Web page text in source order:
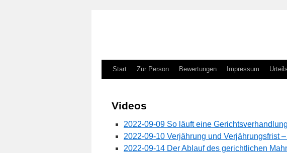
Zum
springen
Start Zur Person Bewertungen Impressum
Videos
2022-09-09 So läuft eine
2022-09-10 Verjährung und Verjährungsfrist
2022-09-14 Der Ablauf des gerichtlichen